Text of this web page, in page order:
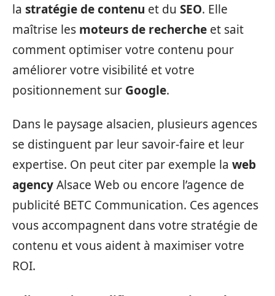
la stratégie de contenu et du SEO. Elle
maîtrise les moteurs de recherche et sait
comment optimiser votre contenu pour
améliorer votre visibilité et votre
positionnement sur Google.
Dans le paysage alsacien, plusieurs agences
se distinguent par leur savoir-faire et leur
expertise. On peut citer par exemple la web
agencyAlsace Web ou encore l’agence de
publicité BETC Communication. Ces agences
vous accompagnent dans votre stratégie de
contenu et vous aident à maximiser votre
ROI.